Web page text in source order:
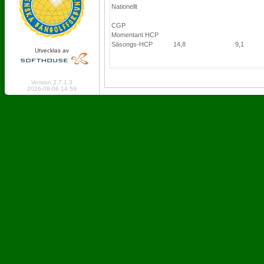
Utvecklas av
Version 2.7.1.3
2026-08-06 14:59
Nationellt
CGP
Momentant HCP
Säsongs-HCP
14,8 9,1